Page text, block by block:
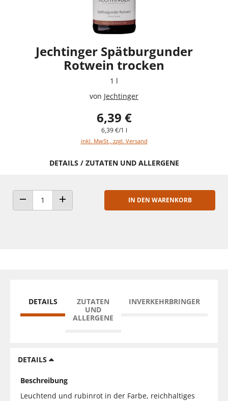
Jechtinger Spätburgunder
Rotwein trocken
1 l
von Jechtinger
6,39 €
6,39 €/1 l
inkl. MwSt., zzgl. Versand
DETAILS / ZUTATEN UND ALLERGENE
ANZAHL VERRINGERNANZAHL ERHÖHEN
IN DEN WARENKORB
DETAILS
ZUTATEN
UND
ALLERGENE
INVERKEHRBRINGER
DETAILS
Beschreibung
Leuchtend und rubinrot in der Farbe, reichhaltiges